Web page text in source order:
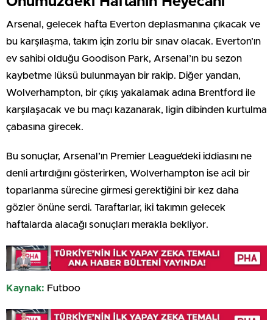
Arsenal, gelecek hafta Everton deplasmanına çıkacak ve
bu karşılaşma, takım için zorlu bir sınav olacak. Everton’ın
ev sahibi olduğu Goodison Park, Arsenal’ın bu sezon
kaybetme lüksü bulunmayan bir rakip. Diğer yandan,
Wolverhampton, bir çıkış yakalamak adına Brentford ile
karşılaşacak ve bu maçı kazanarak, ligin dibinden kurtulma
çabasına girecek.
Bu sonuçlar, Arsenal’ın Premier League’deki iddiasını ne
denli artırdığını gösterirken, Wolverhampton ise acil bir
toparlanma sürecine girmesi gerektiğini bir kez daha
gözler önüne serdi. Taraftarlar, iki takımın gelecek
haftalarda alacağı sonuçları merakla bekliyor.
Kaynak: Futboo